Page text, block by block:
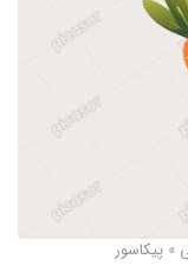
پیکاسور